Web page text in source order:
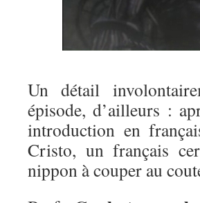
Un détail
épisode, d’ailleurs :
introduction en
Cristo, un français
nippon à couper au